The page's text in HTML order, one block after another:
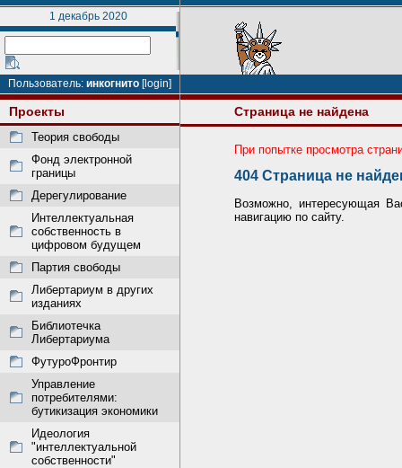
1 декабрь 2020
Пользователь: инкогнито [login]
Проекты
Теория свободы
Фонд электронной
границы
Дерегулирование
Интеллектуальная
собственность в
цифровом будущем
Партия свободы
Либертариум в других
изданиях
Библиотечка
Либертариума
ФутуроФронтир
Управление
потребителями:
бутикизация экономики
Идеология
"интеллектуальной
собственности"
Страница не найдена
При попытке просмотра
404 Страница не
Возможно, интересующая
навигацию по сайту.